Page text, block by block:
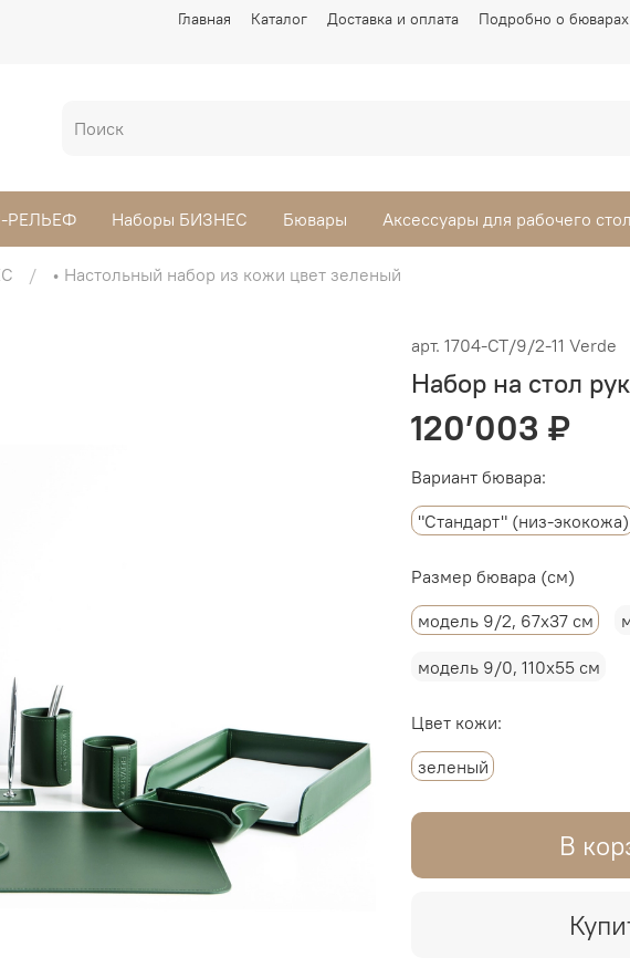
Главная Каталог Доставка и оплата Подробно о
РЕЛЬЕФ Наборы БИЗНЕС Бювары Аксессуары для рабочего
• Настольный набор из кожи цвет зеленый
арт. 1704-СТ/9/2-11 Verde
Набор на стол
120’003 ₽
В
Вариант бювара:
"Стандарт" (низ-экокожа)
Размер бювара (см)
модель 9/2, 67х37 см
модель 9/0, 110х55 см
Цвет кожи:
зеленый